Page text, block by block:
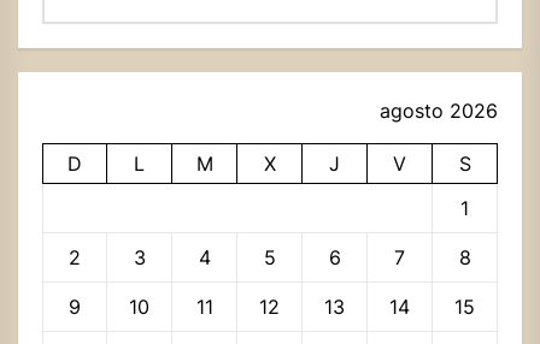
agosto 2026
D L M X J V
S
1
2 3 4 5 6 7 8
9 10 11 12 13 14 15